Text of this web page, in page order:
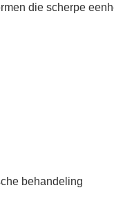
die scherpe
behandeling